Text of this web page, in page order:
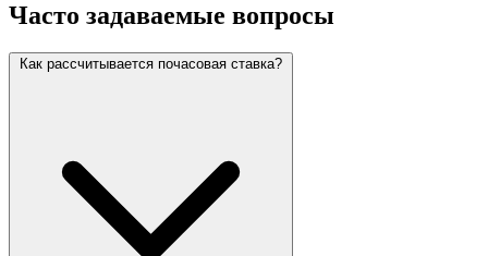
Часто задаваемые вопросы
Как рассчитывается почасовая ставка?